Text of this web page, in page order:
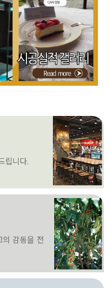
립니다.
의 감동을 전